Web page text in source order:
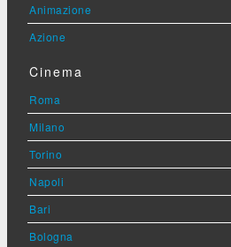
Animazione
Azione
Cinema
Roma
Milano
Torino
Napoli
Bari
Bologna